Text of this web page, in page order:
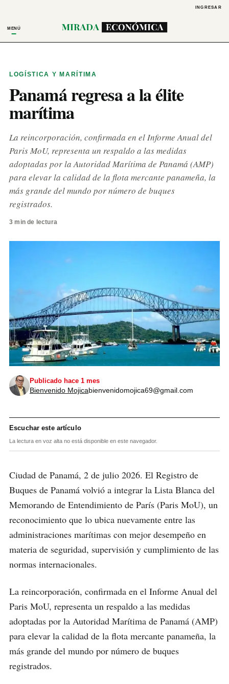
INGRESAR
MENÚ
LOGÍSTICA Y MARÍTIMA
Panamá regresa a la élite
marítima
La reincorporación, confirmada en el Informe Anual del
Paris MoU, representa un respaldo a las medidas
adoptadas por la Autoridad Marítima de Panamá (AMP)
para elevar la calidad de la flota mercante panameña, la
más grande del mundo por número de buques
registrados.
3 min de lectura
Publicado hace 1 mes
Bienvenido Mojicabienvenidomojica69@gmail.com
Escuchar este artículo
La lectura en voz alta no está disponible en este navegador.
Ciudad de Panamá, 2 de julio 2026. El Registro de
Buques de Panamá volvió a integrar la Lista Blanca del
Memorando de Entendimiento de París (Paris MoU), un
reconocimiento que lo ubica nuevamente entre las
administraciones marítimas con mejor desempeño en
materia de seguridad, supervisión y cumplimiento de las
normas internacionales.
La reincorporación, confirmada en el Informe Anual del
Paris MoU, representa un respaldo a las medidas
adoptadas por la Autoridad Marítima de Panamá (AMP)
para elevar la calidad de la flota mercante panameña, la
más grande del mundo por número de buques
registrados.